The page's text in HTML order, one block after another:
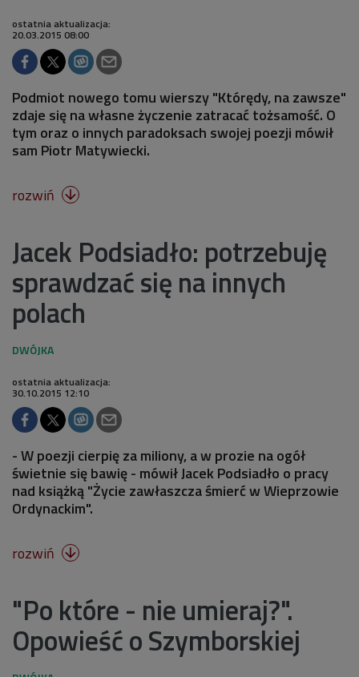
ostatnia aktualizacja:
20.03.2015 08:00
Podmiot nowego tomu wierszy "Którędy, na zawsze"
zdaje się na własne życzenie zatracać tożsamość. O
tym oraz o innych paradoksach swojej poezji mówił
sam Piotr Matywiecki.
rozwiń 
Jacek Podsiadło: potrzebuję
sprawdzać się na innych
polach
ostatnia aktualizacja:
30.10.2015 12:10
- W poezji cierpię za miliony, a w prozie na ogół
świetnie się bawię - mówił Jacek Podsiadło o pracy
nad książką "Życie zawłaszcza śmierć w Wieprzowie
Ordynackim".
rozwiń 
"Po które - nie umieraj?".
Opowieść o Szymborskiej